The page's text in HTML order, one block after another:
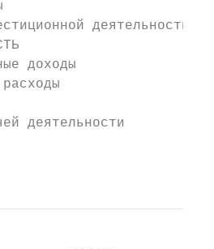
доходы
расходы